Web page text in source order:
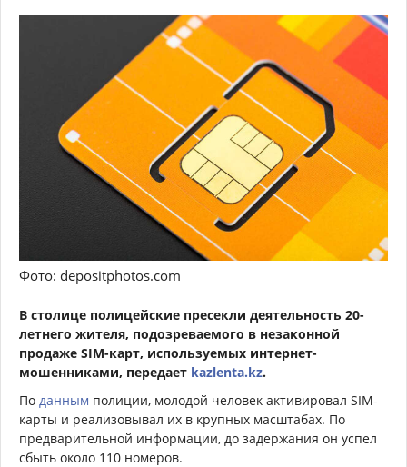
Фото: depositphotos.com
В столице полицейские пресекли деятельность 20-
летнего жителя, подозреваемого в незаконной
продаже SIM-карт, используемых интернет-
мошенниками, передает kazlenta.kz.
По данным полиции, молодой человек активировал SIM-
карты и реализовывал их в крупных масштабах. По
предварительной информации, до задержания он успел
сбыть около 110 номеров.